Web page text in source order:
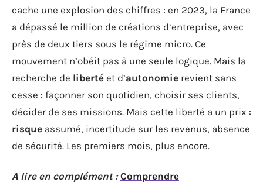
cache une explosion des chiffres : en 2023, la France
a dépassé le million de créations d’entreprise, avec
près de deux tiers sous le régime micro. Ce
mouvement n’obéit pas à une seule logique. Mais la
recherche de liberté et d’autonomie revient sans
cesse : façonner son quotidien, choisir ses clients,
décider de ses missions. Mais cette liberté a un prix :
risque assumé, incertitude sur les revenus, absence
de sécurité. Les premiers mois, plus encore.
A lire en complément : Comprendre